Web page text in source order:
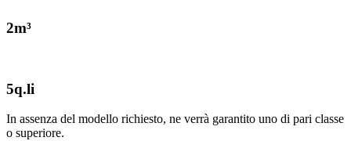
2m³
5q.li
In assenza del modello richiesto, ne verrà garantito uno di pari classe
o superiore.